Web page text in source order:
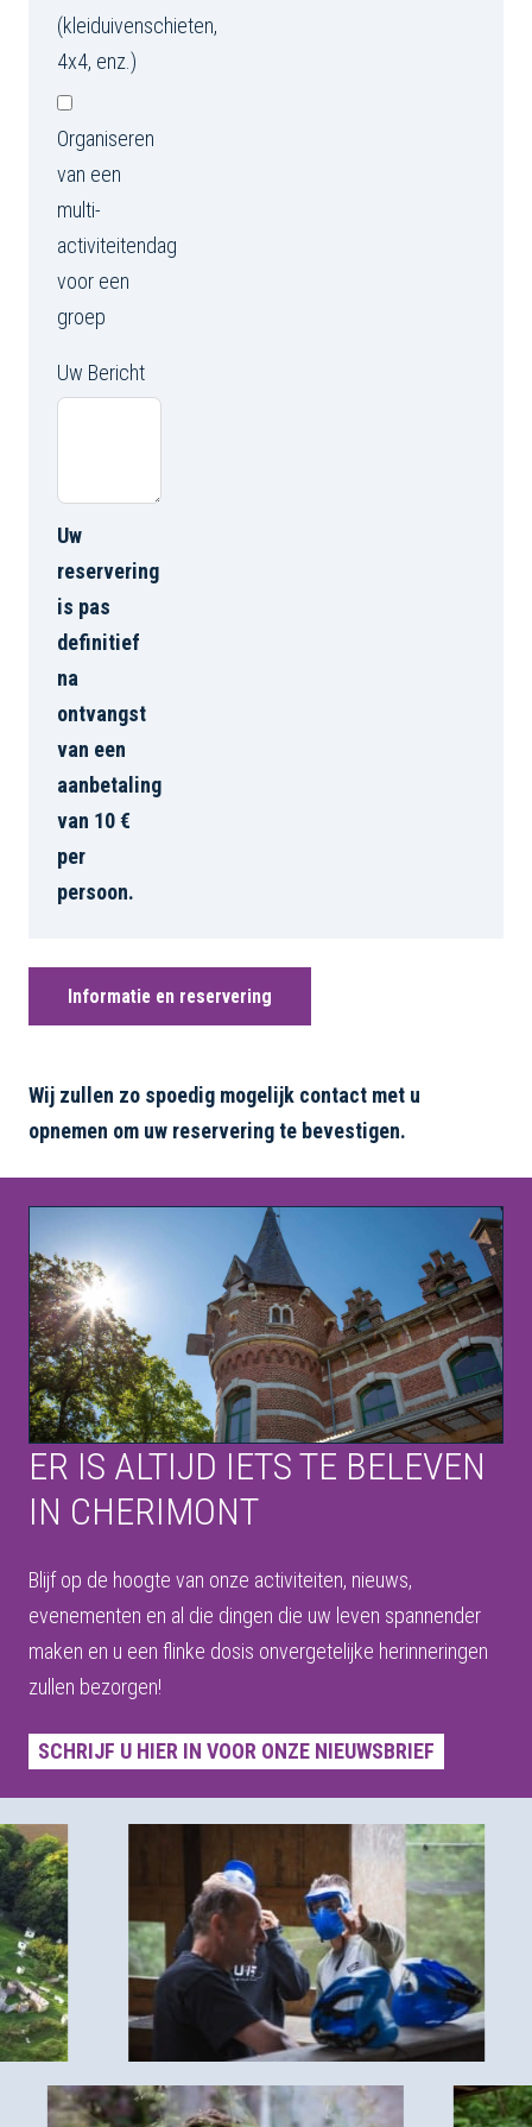
(kleiduivenschieten,
4x4, enz.)
Organiseren
van een
multi-
activiteitendag
voor een
groep
Uw Bericht
Uw
reservering
is pas
definitief
na
ontvangst
van een
aanbetaling
van 10 €
per
persoon.
Informatie en reservering
Wij zullen zo spoedig mogelijk contact met u
opnemen om uw reservering te bevestigen.
ER IS ALTIJD IETS TE BELEVEN
IN CHERIMONT
Blijf op de hoogte van onze activiteiten, nieuws,
evenementen en al die dingen die uw leven spannender
maken en u een flinke dosis onvergetelijke herinneringen
zullen bezorgen!
SCHRIJF U HIER IN VOOR ONZE NIEUWSBRIEF